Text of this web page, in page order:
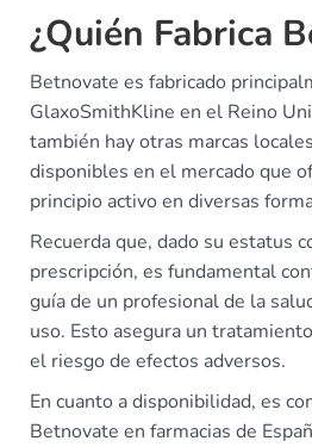
¿Quién Fabrica
Betnovate es fabricado
GlaxoSmithKline en el Reino
también hay otras marcas
disponibles en el mercado que
principio activo en diversas
Recuerda que, dado su estatus
prescripción, es fundamental
guía de un profesional de la
uso. Esto asegura un
el riesgo de efectos adversos.
En cuanto a disponibilidad, es
Betnovate en farmacias de